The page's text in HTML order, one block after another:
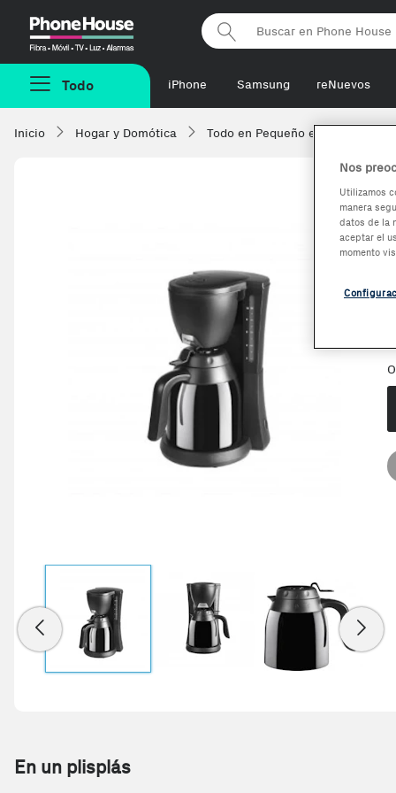
Phonehouse
Todo iPhone Samsung reNuevos
Inicio Hogar y Domótica Todo en Pequeño
En un plisplás
Nos
Utilizamos
manera
datos de la
aceptar el
momento